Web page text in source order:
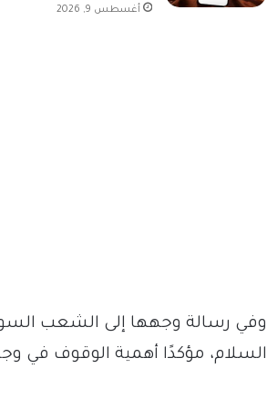
أغسطس 9, 2026
وفي رسالة وجهها إلى الشعب
السلام، مؤكدًا أهمية الوقوف في